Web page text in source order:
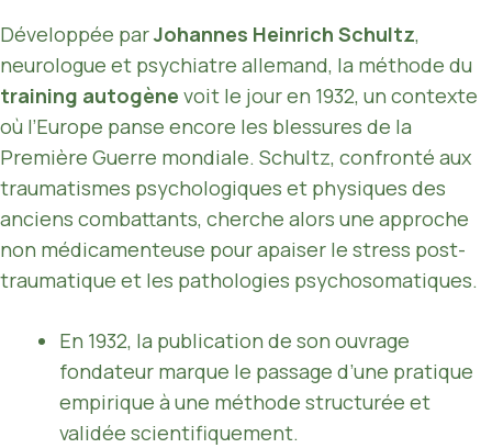
Développée parJohannes Heinrich Schultz,
neurologue et psychiatre allemand, la méthode du
training autogène voit le jour en 1932, un contexte
où l’Europe panse encore les blessures de la
Première Guerre mondiale. Schultz, confronté aux
traumatismes psychologiques et physiques des
anciens combattants, cherche alors une approche
non médicamenteuse pour apaiser le stress post-
traumatique et les pathologies psychosomatiques.
En 1932, la publication de son ouvrage
fondateur marque le passage d’une pratique
empirique à une méthode structurée et
validée scientifiquement.